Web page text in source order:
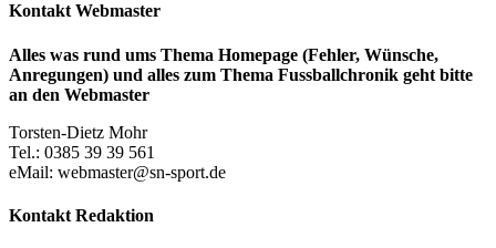
Kontakt Webmaster
Alles was rund ums Thema Homepage (Fehler, Wünsche,
Anregungen) und alles zum Thema Fussballchronik geht bitte
an den Webmaster
Torsten-Dietz Mohr
Tel.: 0385 39 39 561
eMail: webmaster@sn-sport.de
Kontakt Redaktion